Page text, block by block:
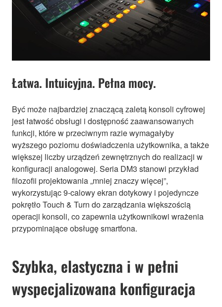
Łatwa. Intuicyjna. Pełna mocy.
Być może najbardziej znaczącą zaletą konsoli cyfrowej
jest łatwość obsługi i dostępność zaawansowanych
funkcji, które w przeciwnym razie wymagałyby
wyższego poziomu doświadczenia użytkownika, a także
większej liczby urządzeń zewnętrznych do realizacji w
konfiguracji analogowej. Seria DM3 stanowi przykład
filozofii projektowania „mniej znaczy więcej”,
wykorzystując 9-calowy ekran dotykowy i pojedyncze
pokrętło Touch & Turn do zarządzania większością
operacji konsoli, co zapewnia użytkownikowi wrażenia
przypominające obsługę smartfona.
Szybka, elastyczna i w pełni
wyspecjalizowana konfiguracja